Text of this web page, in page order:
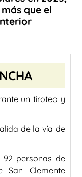
más que el
un tiroteo y
de la vía de
personas de
San Clemente